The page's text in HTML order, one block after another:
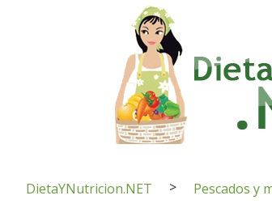
DietaYNutricion.NET > Pescados y